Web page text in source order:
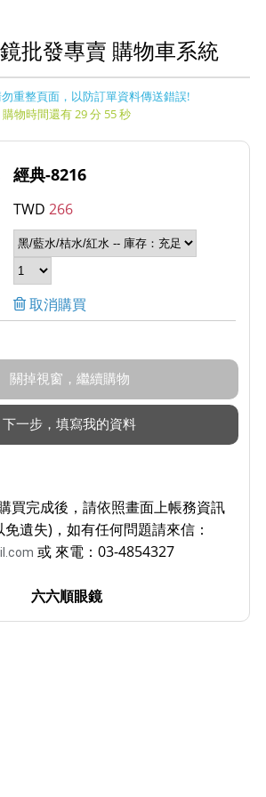
批發專賣 購物車系統
重整頁面，以防訂單資料傳送錯誤!
購物時間還有 29 分 55 秒
經典-8216
TWD266
取消購買
買完成後，請依照畫面上帳務資訊
遺失)，如有任何問題請來信：
或 來電：03-4854327
六六順眼鏡